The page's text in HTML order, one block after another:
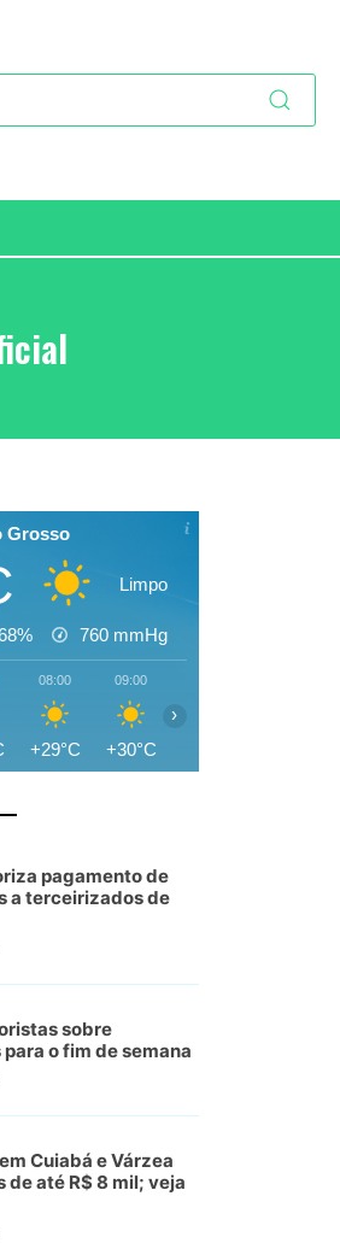
Grosso
Limpo
760 mmHg
08:00
+29°C
09:00
+30°C
›
pagamento de
a terceirizados de
sobre
o fim de semana
Cuiabá e Várzea
de até R$ 8 mil; veja